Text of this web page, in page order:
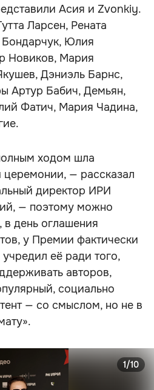
Асия и Zvonkiy.
Ларсен, Рената
Юлия
Новиков, Мария
Дэниэль Барнс,
Артур Бабич, Демьян,
Фатич, Мария Чадина,
ходом шла
церемонии, — рассказал
директор ИРИ
— поэтому можно
в день оглашения
у Премии фактически
её ради того,
авторов,
социально
— со смыслом, но не в
1/10